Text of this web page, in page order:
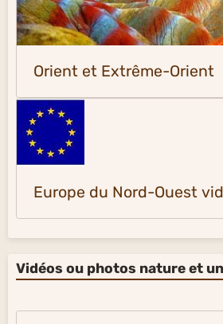
Orient et Extrême-Orient
Europe du Nord-Ouest
Vidéos ou photos nature et